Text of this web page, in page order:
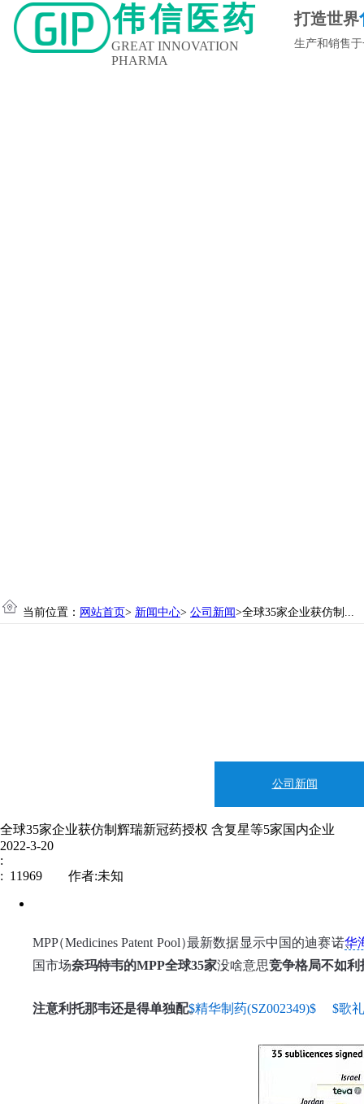
伟信医药
GREAT INNOVATION
PHARMA
打造世界
生产和销售
全球35家企业获仿制辉瑞新冠药授权 含复星等5家国内企业
2022-3-20
:
: 11969 作者:未知
MPP（Medicines Patent Pool）最新数据显示，
中国的迪赛诺、
华
国市场。
奈玛特韦的MPP全球35家，
没啥意思，
竞争格局不如利
注意利托那韦还是得单独配。
$精华制药(SZ002349)$ $歌
当前位置： 网站首页> 新闻中心> 公司新闻>全球35家企业获仿制...
公司新闻
邮编： 200241
电话：021-